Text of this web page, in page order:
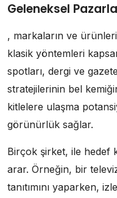
Geleneksel
, markaların ve
klasik yöntemleri
spotları, dergi ve
stratejilerinin bel
kitlelere ulaşma
görünürlük sağlar.
Birçok şirket, ile hedef
arar. Örneğin, bir
tanıtımını yaparken,